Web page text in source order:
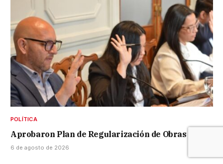
POLÍTICA
Aprobaron Plan de Regularización de Obras
6 de agosto de 2026